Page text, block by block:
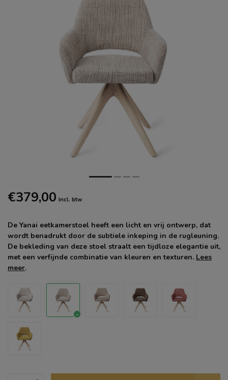
€379,00 Incl. btw
De Yanai eetkamerstoel heeft een licht en vrij ontwerp, dat
wordt benadrukt door de subtiele inkeping in de rugleuning.
De bekleding van deze stoel straalt een tijdloze elegantie uit,
met een verfijnde combinatie van kleuren en texturen. Lees
meer.